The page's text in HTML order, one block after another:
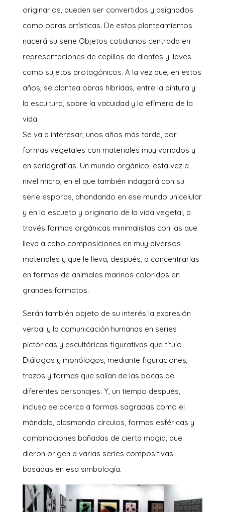
originarios, pueden ser convertidos y asignados
como obras artísticas. De estos planteamientos
nacerá su serie Objetos cotidianos centrada en
representaciones de cepillos de dientes y llaves
como sujetos protagónicos. A la vez que, en estos
años, se plantea obras híbridas, entre la pintura y
la escultura, sobre la vacuidad y lo efímero de la
vida.
Se va a interesar, unos años más tarde, por
formas vegetales con materiales muy variados y
en seriegrafias. Un mundo orgánico, esta vez a
nivel micro, en el que también indagará con su
serie esporas, ahondando en ese mundo unicelular
y en lo escueto y originario de la vida vegetal, a
través formas orgánicas minimalistas con las que
lleva a cabo composiciones en muy diversos
materiales y que le lleva, después, a concentrarlas
en formas de animales marinos coloridos en
grandes formatos.
Serán también objeto de su interés la expresión
verbal y la comunicación humanas en series
pictóricas y escultóricas figurativas que título
Diálogos y monólogos, mediante figuraciones,
trazos y formas que salían de las bocas de
diferentes personajes. Y, un tiempo después,
incluso se acerca a formas sagradas como el
mándala, plasmando círculos, formas esféricas y
combinaciones bañadas de cierta magia, que
dieron origen a varias series compositivas
basadas en esa simbología.